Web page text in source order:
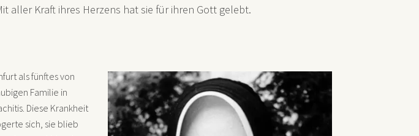
aller Kraft ihres Herzens hat sie für ihren Gott gelebt.
als fünftes von
Familie in
Diese Krankheit
sich, sie blieb